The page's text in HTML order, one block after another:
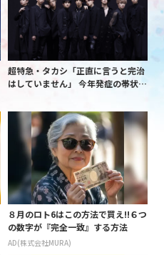
超特急・タカシ「正直に言うと完治
はしていません」 今年発症の帯状疱
白 後遺症も語る
８月のロト6はこの方法で買え!!６つ
の数字が『完全一致』する方法
AD(株式会社MURA)